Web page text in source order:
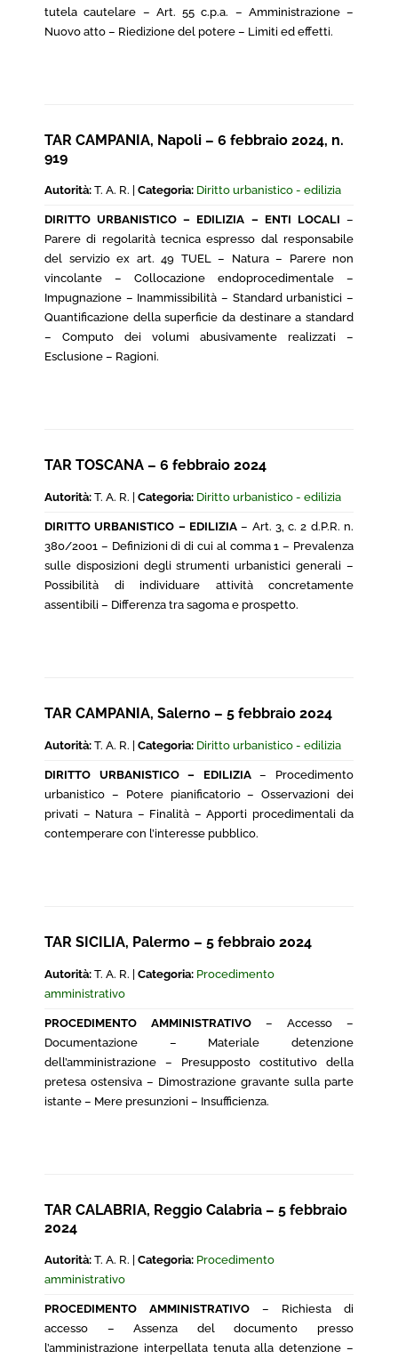
tutela cautelare – Art. 55 c.p.a. – Amministrazione –
Nuovo atto – Riedizione del potere – Limiti ed effetti.
TAR CAMPANIA, Napoli – 6 febbraio 2024, n.
919
Autorità: T. A. R. | Categoria: Diritto urbanistico - edilizia
DIRITTO URBANISTICO – EDILIZIA – ENTI LOCALI –
Parere di regolarità tecnica espresso dal responsabile
del servizio ex art. 49 TUEL – Natura – Parere non
vincolante – Collocazione endoprocedimentale –
Impugnazione – Inammissibilità – Standard urbanistici –
Quantificazione della superficie da destinare a standard
– Computo dei volumi abusivamente realizzati –
Esclusione – Ragioni.
TAR TOSCANA – 6 febbraio 2024
Autorità: T. A. R. | Categoria: Diritto urbanistico - edilizia
DIRITTO URBANISTICO – EDILIZIA– Art. 3, c. 2 d.P.R. n.
380/2001 – Definizioni di di cui al comma 1 – Prevalenza
sulle disposizioni degli strumenti urbanistici generali –
Possibilità di individuare attività concretamente
assentibili – Differenza tra sagoma e prospetto.
TAR CAMPANIA, Salerno – 5 febbraio 2024
Autorità: T. A. R. | Categoria: Diritto urbanistico - edilizia
DIRITTO URBANISTICO – EDILIZIA– Procedimento
urbanistico – Potere pianificatorio – Osservazioni dei
privati – Natura – Finalità – Apporti procedimentali da
contemperare con l’interesse pubblico.
TAR SICILIA, Palermo – 5 febbraio 2024
Autorità: T. A. R. | Categoria: Procedimento
amministrativo
PROCEDIMENTO AMMINISTRATIVO – Accesso –
Documentazione – Materiale detenzione
dell’amministrazione – Presupposto costitutivo della
pretesa ostensiva – Dimostrazione gravante sulla parte
istante – Mere presunzioni – Insufficienza.
TAR CALABRIA, Reggio Calabria – 5 febbraio
2024
Autorità: T. A. R. | Categoria: Procedimento
amministrativo
PROCEDIMENTO AMMINISTRATIVO – Richiesta di
accesso – Assenza del documento presso
l’amministrazione interpellata tenuta alla detenzione –